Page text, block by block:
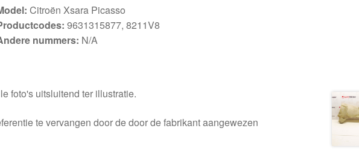
Citroën Xsara Picasso
9631315877, 8211V8
nummers: N/A
foto's uitsluitend ter illustratie.
te vervangen door de door de fabrikant aangewezen